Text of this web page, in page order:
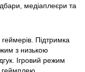
медіаплеєри та
Підтримка
з низькою
Ігровий режим